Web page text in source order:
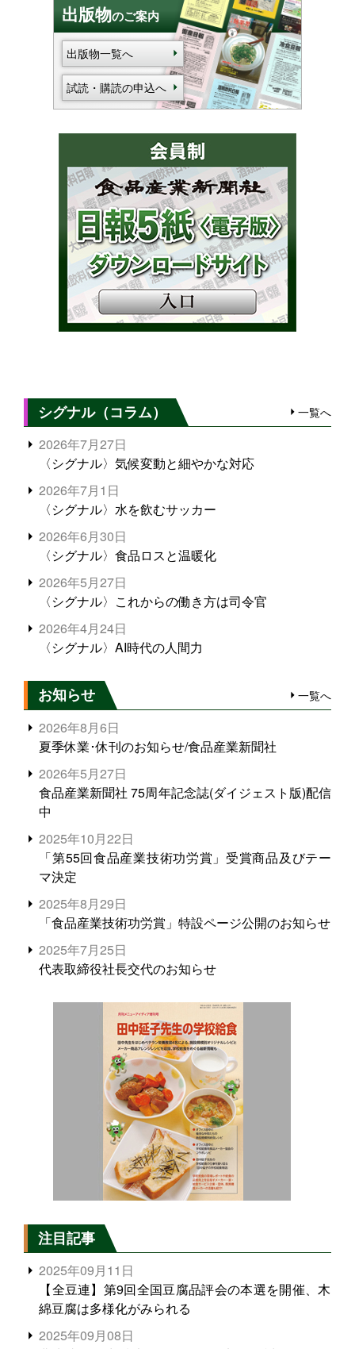
出版物のご案内
出版物一覧へ
試読・購読の申込へ
シグナル（コラム） 一覧へ
2026年7月27日
〈シグナル〉気候変動と細やかな対応
2026年7月1日
〈シグナル〉水を飲むサッカー
2026年6月30日
〈シグナル〉食品ロスと温暖化
2026年5月27日
〈シグナル〉これからの働き方は司令官
2026年4月24日
〈シグナル〉AI時代の人間力
お知らせ 一覧へ
2026年8月6日
夏季休業･休刊のお知らせ/食品産業新聞社
2026年5月27日
食品産業新聞社 75周年記念誌(ダイジェスト版)配信
中
2025年10月22日
「第55回食品産業技術功労賞」受賞商品及びテー
マ決定
2025年8月29日
「食品産業技術功労賞」特設ページ公開のお知らせ
2025年7月25日
代表取締役社長交代のお知らせ
注目記事
2025年09月11日
【全豆連】第9回全国豆腐品評会の本選を開催、木
綿豆腐は多様化がみられる
2025年09月08日